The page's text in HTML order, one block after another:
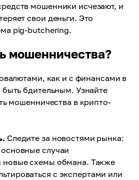
мошенники исчезают, и
свои деньги. Это
pig-butchering.
мошенничества?
как и с финансами в
бдительным. Узнайте
мошенничества в крипто-
Следите за новостями рынка:
случаи
новые схемы обмана. Также
с экспертами или